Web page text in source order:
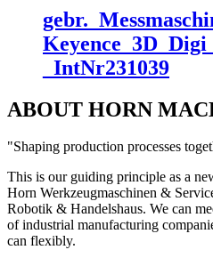
_IntNr231039
ABOUT HORN
"Shaping production processes
This is our guiding principle as a
Horn Werkzeugmaschinen &
Robotik & Handelshaus. We can
of industrial manufacturing
can flexibly.